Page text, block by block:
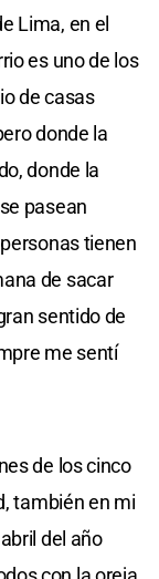
Lima, en el
es uno de los
de casas
donde la
donde la
pasean
tienen
de sacar
sentido de
me sentí
de los cinco
también en mi
del año